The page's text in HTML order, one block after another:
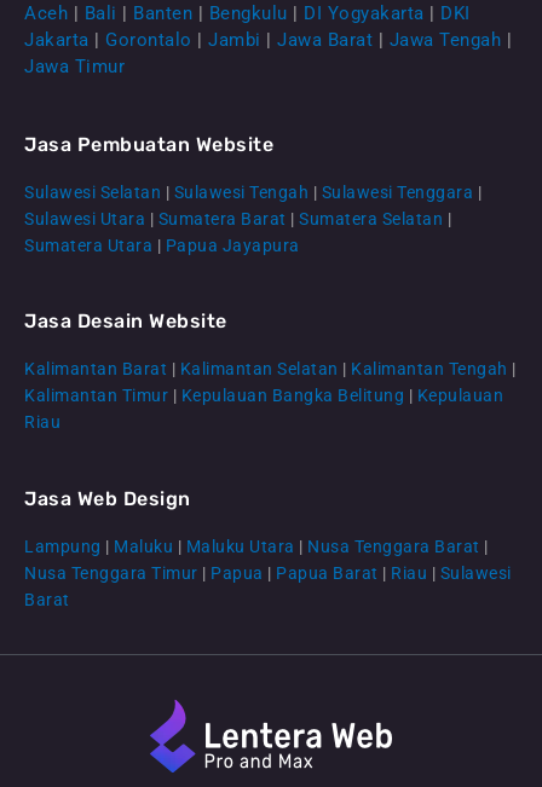
CS Lenteraweb
Aceh | Bali | Banten | Bengkulu | DI Yogyakarta | DKI
Jakarta | Gorontalo | Jambi | Jawa Barat | Jawa Tengah |
Jawa Timur
Jasa Pembuatan Website
Sulawesi Selatan | Sulawesi Tengah | Sulawesi Tenggara |
Sulawesi Utara | Sumatera Barat | Sumatera Selatan |
Sumatera Utara | Papua Jayapura
Jasa Desain Website
Kalimantan Barat | Kalimantan Selatan | Kalimantan Tengah |
Kalimantan Timur | Kepulauan Bangka Belitung | Kepulauan
Riau
Jasa Web Design
Lampung | Maluku | Maluku Utara | Nusa Tenggara Barat |
Nusa Tenggara Timur | Papua | Papua Barat | Riau | Sulawesi
Barat